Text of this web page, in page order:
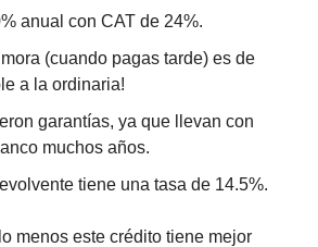
anual con CAT de 24%.
(cuando pagas tarde) es de
a la ordinaria!
garantías, ya que llevan con
muchos años.
tiene una tasa de 14.5%.
menos este crédito tiene mejor